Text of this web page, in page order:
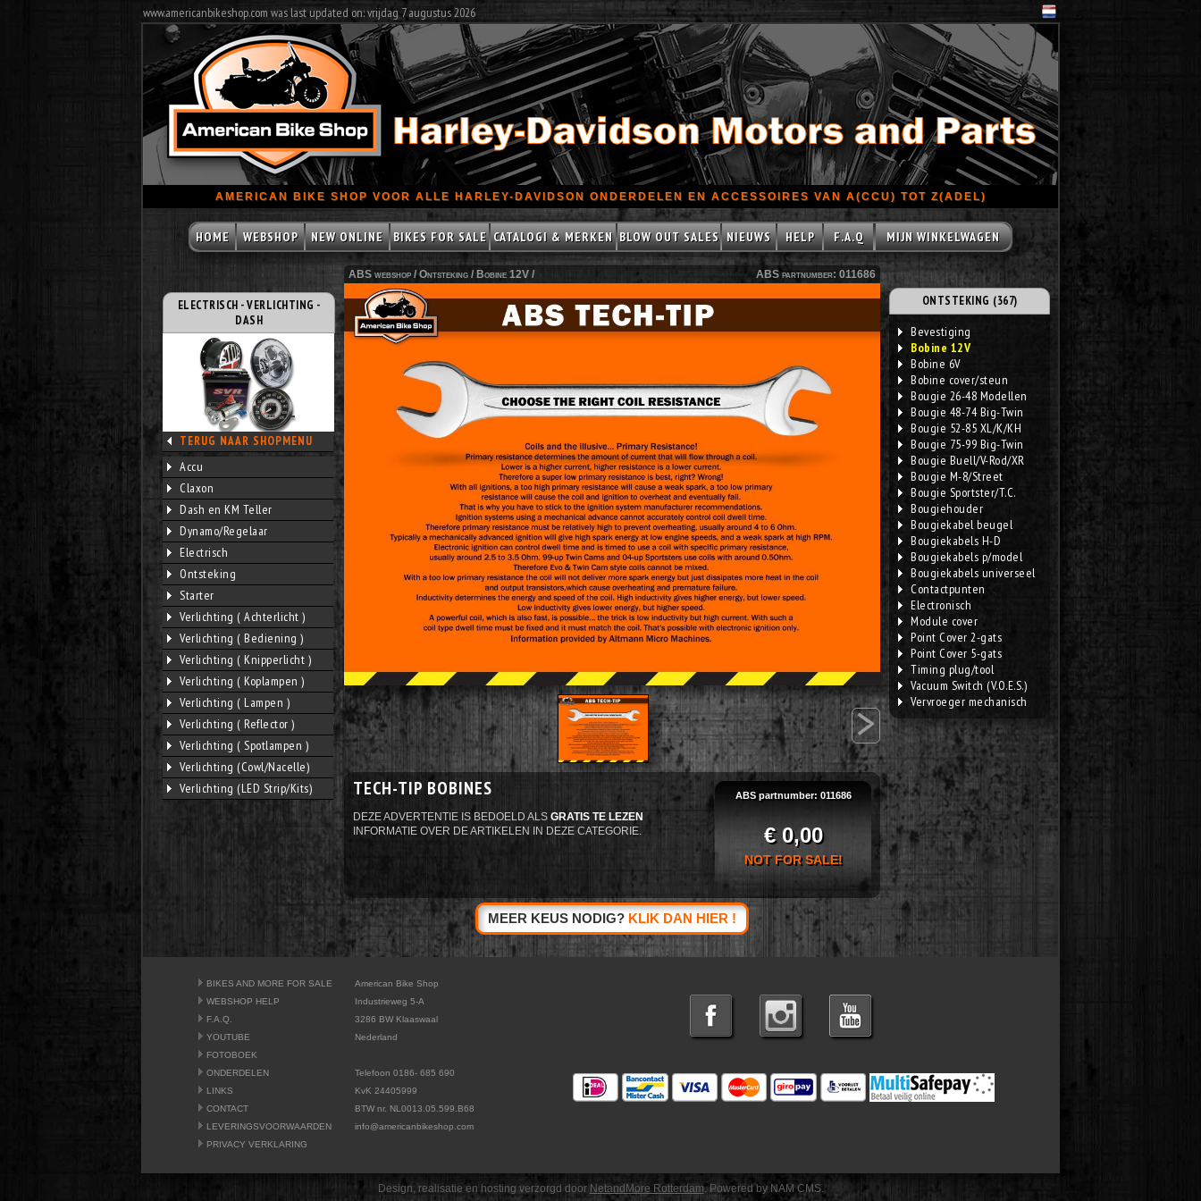
www.americanbikeshop.com was last updated on: vrijdag 7 augustus 2026
AMERICAN BIKE SHOP VOOR ALLE HARLEY-DAVIDSON ONDERDELEN EN ACCESSOIRES VAN A(CCU) TOT Z(ADEL)
HOME WEBSHOP NEW ONLINE BIKES FOR SALE CATALOGI & MERKEN BLOW OUT SALES NIEUWS HELP F.A.Q MIJN WINKELWAGEN
ELECTRISCH - VERLICHTING -
DASH
TERUG NAAR SHOPMENU
Accu
Claxon
Dash en KM Teller
Dynamo/Regelaar
Electrisch
Ontsteking
Starter
Verlichting ( Achterlicht )
Verlichting ( Bediening )
Verlichting ( Knipperlicht )
Verlichting ( Koplampen )
Verlichting ( Lampen )
Verlichting ( Reflector )
Verlichting ( Spotlampen )
Verlichting (Cowl/Nacelle)
Verlichting (LED Strip/Kits)
ABS webshop /Ontsteking / Bobine 12V / ABS partnumber: 011686
>
TECH-TIP BOBINES
DEZE ADVERTENTIE IS BEDOELD ALS GRATIS TE LEZEN
INFORMATIE OVER DE ARTIKELEN IN DEZE CATEGORIE.
ABS partnumber: 011686
€ 0,00
NOT FOR SALE!
MEER KEUS NODIG? KLIK DAN HIER !
ONTSTEKING (367)
Bevestiging
Bobine 12V
Bobine 6V
Bobine cover/steun
Bougie 26-48 Modellen
Bougie 48-74 Big-Twin
Bougie 52-85 XL/K/KH
Bougie 75-99 Big-Twin
Bougie Buell/V-Rod/XR
Bougie M-8/Street
Bougie Sportster/T.C.
Bougiehouder
Bougiekabel beugel
Bougiekabels H-D
Bougiekabels p/model
Bougiekabels universeel
Contactpunten
Electronisch
Module cover
Point Cover 2-gats
Point Cover 5-gats
Timing plug/tool
Vacuum Switch (V.O.E.S.)
Vervroeger mechanisch
BIKES AND MORE FOR SALE
WEBSHOP HELP
F.A.Q.
YOUTUBE
FOTOBOEK
ONDERDELEN
LINKS
CONTACT
LEVERINGSVOORWAARDEN
PRIVACY VERKLARING
American Bike Shop
Industrieweg 5-A
3286 BW Klaaswaal
Nederland
Telefoon 0186- 685 690
KvK 24405999
BTW nr. NL0013.05.599.B68
info@americanbikeshop.com
Design, realisatie en hosting verzorgd door NetandMore Rotterdam. Powered by NAM CMS.